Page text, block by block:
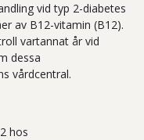
vid typ 2-diabetes
av B12-vitamin (B12).
vartannat år vid
dessa
vårdcentral.
hos